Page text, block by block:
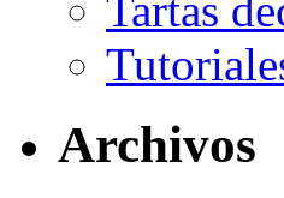
Tartas
Archivos